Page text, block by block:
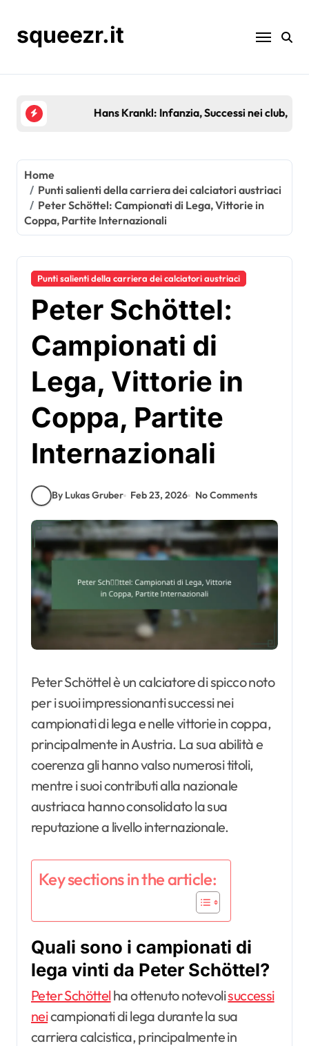
contentsqueezr.it
Hans Krankl: Infanzia, Successi nei club, Eredità
Home
Punti salienti della carriera dei calciatori austriaci
Peter Schöttel: Campionati di Lega, Vittorie in
Coppa, Partite Internazionali
Punti salienti della carriera dei calciatori austriaci
Peter Schöttel:
Campionati di
Lega, Vittorie in
Coppa, Partite
Internazionali
By Lukas Gruber Feb 23, 2026 No Comments
Peter Schöttel è un calciatore di spicco noto
per i suoi impressionanti successi nei
campionati di lega e nelle vittorie in coppa,
principalmente in Austria. La sua abilità e
coerenza gli hanno valso numerosi titoli,
mentre i suoi contributi alla nazionale
austriaca hanno consolidato la sua
reputazione a livello internazionale.
Key sections in the article:
Quali sono i campionati di
lega vinti da Peter Schöttel?
Peter Schöttelha ottenuto notevolisuccessi
neicampionati di lega durante la sua
carriera calcistica, principalmente in